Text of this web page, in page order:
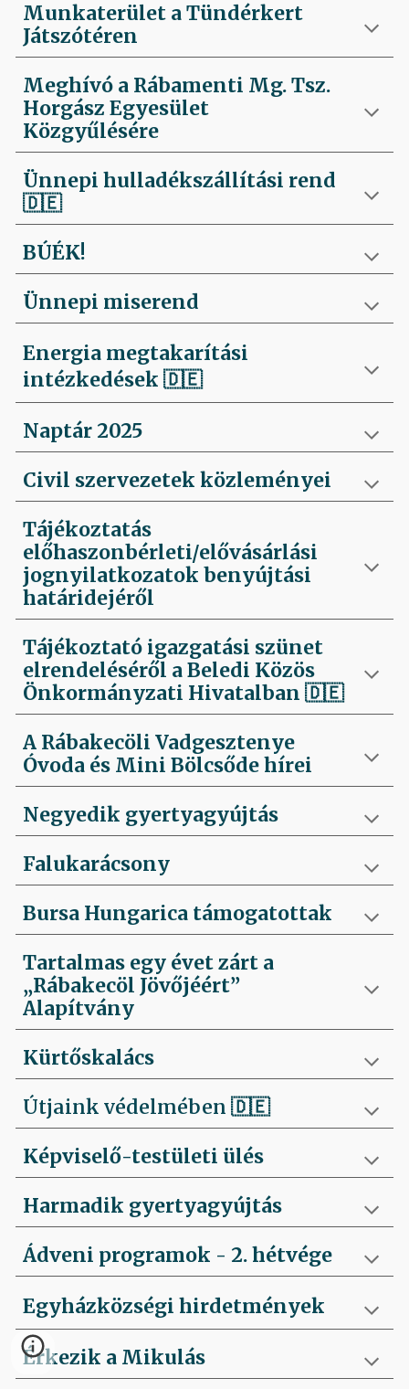
Munkaterület a Tündérkert
Játszótéren
Meghívó a Rábamenti Mg. Tsz.
Horgász Egyesület
Közgyűlésére
Ünnepi hulladékszállítási rend
🇩🇪
BÚÉK!
Ünnepi miserend
Energia megtakarítási
intézkedések🇩🇪
Naptár 2025
Civil szervezetek közleményei
Tájékoztatás
előhaszonbérleti/elővásárlási
jognyilatkozatok benyújtási
határidejéről
Tájékoztató igazgatási szünet
elrendeléséről a Beledi Közös
Önkormányzati Hivatalban🇩🇪
A Rábakecöli Vadgesztenye
Óvoda és Mini Bölcsőde hírei
Negyedik gyertyagyújtás
Falukarácsony
Bursa Hungarica támogatottak
Tartalmas egy évet zárt a
„Rábakecöl Jövőjéért”
Alapítvány
Kürtőskalács
Útjaink védelmében🇩🇪
Képviselő-testületi ülés
Harmadik gyertyagyújtás
Ádveni programok - 2. hétvége
Egyházközségi hirdetmények
Érkezik a Mikulás